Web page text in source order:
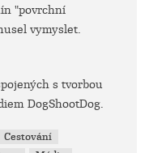
"povrchní
vymyslet.
s tvorbou
DogShootDog.
Cestování